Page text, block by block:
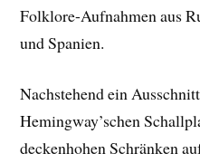
Folklore-Aufnahmen aus
und Spanien.
Nachstehend ein
Hemingway’schen
deckenhohen Schränken